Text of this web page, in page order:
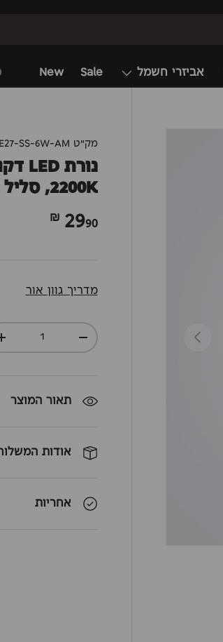
אביזרי חשמל Sale
New
חזרה
מק"ט SS-6W-AM
2200K, סליל בצורת "SS"
2990 ₪
מדריך גוון אור
כמות
+
תאור המוצר
אודות
אחריות